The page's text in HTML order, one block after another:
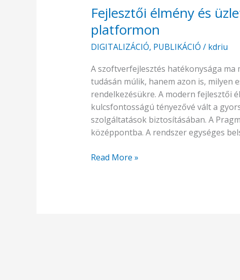
Fejlesztői élmény és
platformon
DIGITALIZÁCIÓ, PUBLIKÁCIÓ / kdriu
A szoftverfejlesztés hatékonysága
tudásán múlik, hanem azon is, milyen
rendelkezésükre. A modern fejlesztői
kulcsfontosságú tényezővé vált a
szolgáltatások biztosításában. A
középpontba. A rendszer egységes
Fejlesztői
élmény
és
üzleti
egy
platformon
Read More »